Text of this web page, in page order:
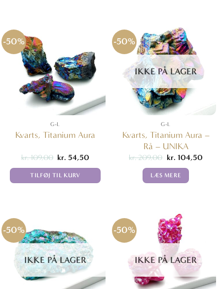
-50%
G-L
Kvarts, Titanium Aura
kr.109,00 Den
pris
var:
kr. 54,50
pris
TILFØJ TIL KURV
-50%
IKKE PÅ LAGER
G-L
Kvarts, Titanium Aura –
Rå – UNIKA
kr.209,00 Den
pris
var:
kr. 104,50Den
LÆS MERE
-50%
IKKE PÅ LAGER
-50%
IKKE PÅ LAGER